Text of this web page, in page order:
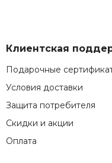
Клиентская
Подарочные
Условия доставки
Защита потребителя
Скидки и акции
Оплата